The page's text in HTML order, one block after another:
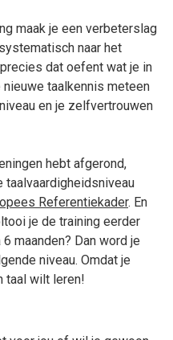
maak je een verbeterslag
naar het
dat oefent wat je in
taalkennis meteen
en je zelfvertrouwen
hebt afgerond,
taalvaardigheidsniveau
Referentiekader. En
je de training eerder
maanden? Dan word je
niveau. Omdat je
taal wilt leren!